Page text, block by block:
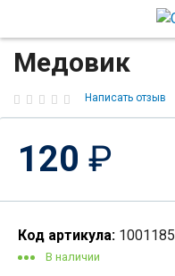
Медовик
Написать отзыв
120 ₽
Код артикула: 1001185
В наличии